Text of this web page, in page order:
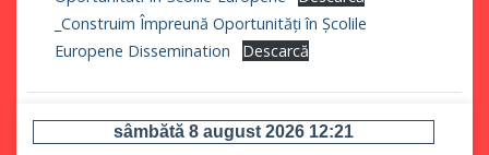
_Construim Împreună Oportunități în Școlile
Europene Dissemination
Descarcă